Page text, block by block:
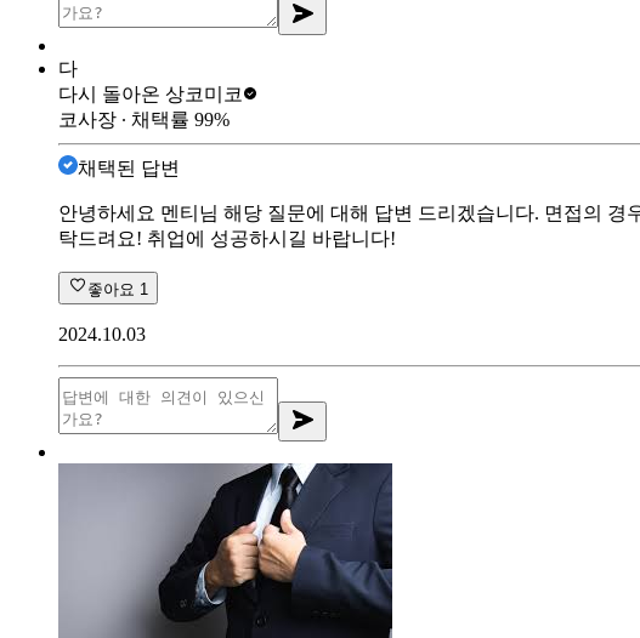
다
다시 돌아온 상코미코
코사장 ∙ 채택률 99%
채택된 답변
안녕하세요 멘티님 해당 질문에 대해 답변 드리겠습니다. 면접의
탁드려요! 취업에 성공하시길 바랍니다!
좋아요 1
2024.10.03